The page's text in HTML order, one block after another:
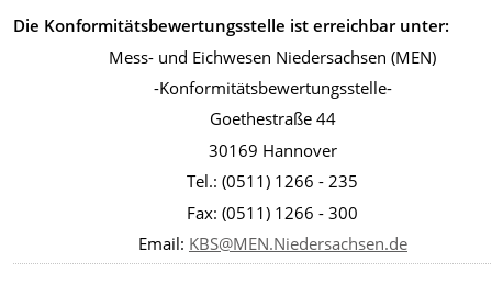
Die Konformitätsbewertungsstelle ist erreichbar unter:
Mess- und Eichwesen Niedersachsen (MEN)
-Konformitätsbewertungsstelle-
Goethestraße 44
30169 Hannover
Tel.: (0511) 1266 - 235
Fax: (0511) 1266 - 300
Email: KBS@MEN.Niedersachsen.de